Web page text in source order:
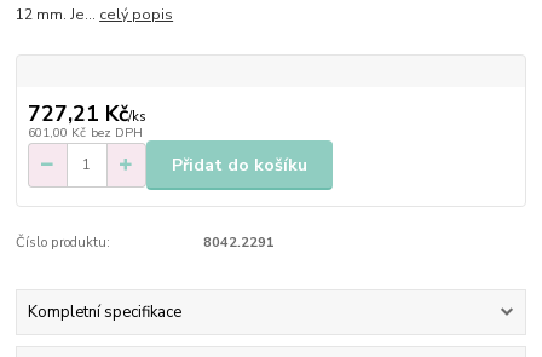
12 mm. Je... celý popis
727,21 Kč/ks
601,00 Kč bez DPH
Přidat do košíku
Číslo produktu: 8042.2291
Kompletní specifikace